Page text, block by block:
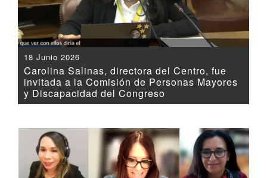
18 Junio 2026
Carolina Salinas, directora del Centro, fue
invitada a la Comisión de Personas Mayores
y Discapacidad del Congreso